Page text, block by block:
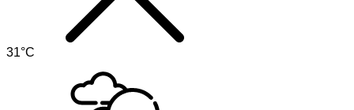
31°C